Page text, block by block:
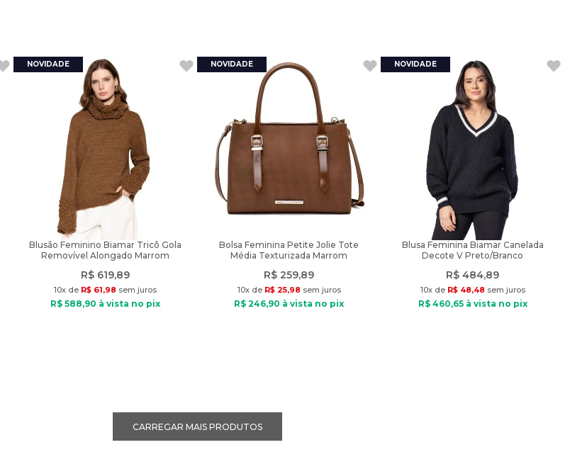
Blusão Feminino Biamar Tricô Gola
Removível Alongado Marrom
R$ 619,89
10x de R$ 61,98 sem juros
R$ 588,90 à vista no pix
Bolsa Feminina Petite Jolie Tote
Média Texturizada Marrom
R$ 259,89
10x de R$ 25,98 sem juros
R$ 246,90 à vista no pix
Blusa Feminina Biamar Canelada
Decote V Preto/Branco
R$ 484,89
10x de R$ 48,48 sem juros
R$ 460,65à vista no pix